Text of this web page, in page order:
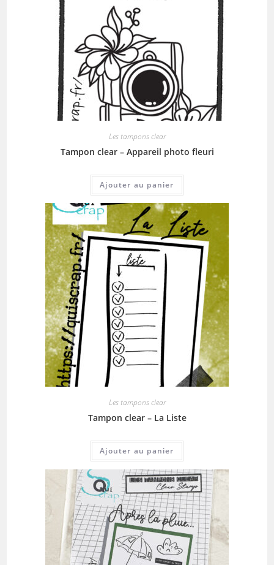
Les tampons clear
Tampon clear – Appareil photo fleuri
Ajouter au panier
Les tampons clear
Tampon clear – La Liste
Ajouter au panier